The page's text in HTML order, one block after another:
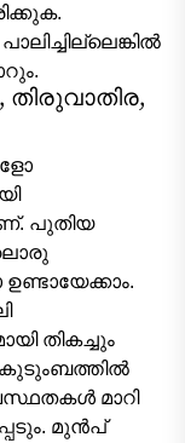
തിരുവാതിര,
പുതിയ
തികച്ചും
മാറി
മുൻപ്